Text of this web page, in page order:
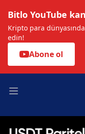
Bitlo YouTube
Kripto para
edin!
Abone ol
Open main menu